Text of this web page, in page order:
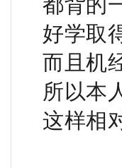
好学取
而且机
所以本
这样相